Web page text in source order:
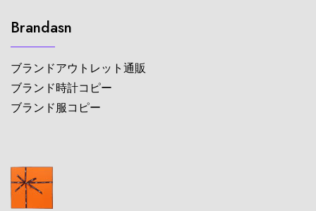
Brandasn
ブランドアウトレット通販
ブランド時計コピー
ブランド服コピー